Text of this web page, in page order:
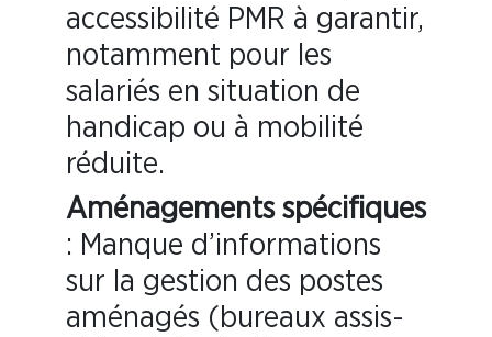
accessibilité PMR à garantir,
notamment pour les
salariés en situation de
handicap ou à mobilité
réduite.
Aménagements spécifiques
: Manque d’informations
sur la gestion des postes
aménagés (bureaux assis-